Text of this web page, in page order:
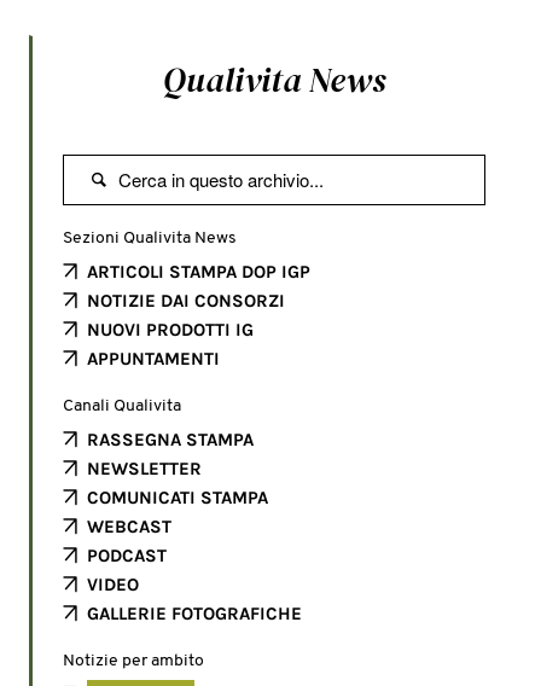
Qualivita News

Sezioni Qualivita News
ARTICOLI STAMPA DOP IGP
NOTIZIE DAI CONSORZI
NUOVI PRODOTTI IG
APPUNTAMENTI
Canali Qualivita
RASSEGNA STAMPA
NEWSLETTER
COMUNICATI STAMPA
WEBCAST
PODCAST
VIDEO
GALLERIE FOTOGRAFICHE
Notizie per ambito